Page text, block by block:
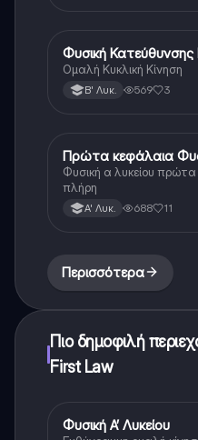
Φυσική (Θετ.)
Φυσική Κατεύθυνσης
Ομαλή Κυκλική Κίνηση
Β' Λυκ. 569 3
Φυσική
Πρώτα κεφάλαια
Φυσική α λυκείου
πλήρη
Α' Λυκ. 688 11
Περισσότερα
Πιο δημοφιλή
First Law
Φυσική
Φυσική Α’ Λυκείου